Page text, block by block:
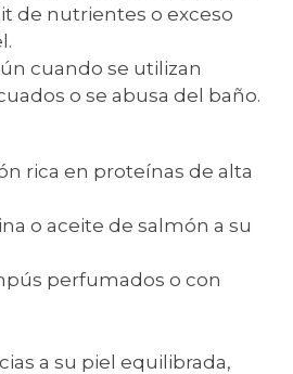
de nutrientes o exceso
cuando se utilizan
o se abusa del baño.
rica en proteínas de alta
o aceite de salmón a su
perfumados o con
a su piel equilibrada,